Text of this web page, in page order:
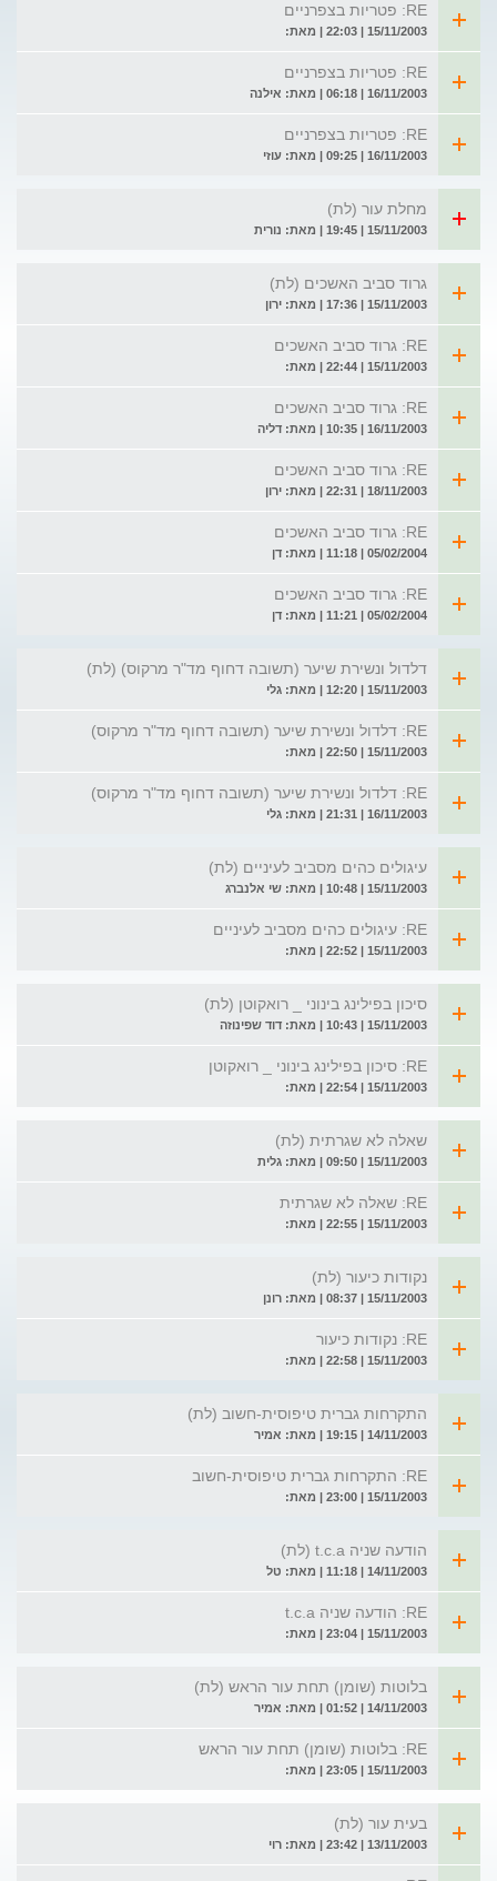
RE: פטריות בצפרניים
15/11/2003 | 22:03 | מאת:
RE: פטריות בצפרניים
16/11/2003 | 06:18 | מאת: אילנה
RE: פטריות בצפרניים
16/11/2003 | 09:25 | מאת: עוזי
מחלת עור (לת)
15/11/2003 | 19:45 | מאת: נורית
גרוד סביב האשכים (לת)
15/11/2003 | 17:36 | מאת: ירון
RE: גרוד סביב האשכים
15/11/2003 | 22:44 | מאת:
RE: גרוד סביב האשכים
16/11/2003 | 10:35 | מאת: דליה
RE: גרוד סביב האשכים
18/11/2003 | 22:31 | מאת: ירון
RE: גרוד סביב האשכים
05/02/2004 | 11:18 | מאת: דן
RE: גרוד סביב האשכים
05/02/2004 | 11:21 | מאת: דן
דלדול ונשירת שיער (תשובה דחוף מד"ר מרקוס) (לת)
15/11/2003 | 12:20 | מאת: גלי
RE: דלדול ונשירת שיער (תשובה דחוף מד"ר מרקוס)
15/11/2003 | 22:50 | מאת:
RE: דלדול ונשירת שיער (תשובה דחוף מד"ר מרקוס)
16/11/2003 | 21:31 | מאת: גלי
עיגולים כהים מסביב לעיניים (לת)
15/11/2003 | 10:48 | מאת: שי אלנברג
RE: עיגולים כהים מסביב לעיניים
15/11/2003 | 22:52 | מאת:
סיכון בפילינג בינוני _ רואקוטן (לת)
15/11/2003 | 10:43 | מאת: דוד שפינוזה
RE: סיכון בפילינג בינוני _ רואקוטן
15/11/2003 | 22:54 | מאת:
שאלה לא שגרתית (לת)
15/11/2003 | 09:50 | מאת: גלית
RE: שאלה לא שגרתית
15/11/2003 | 22:55 | מאת:
נקודות כיעור (לת)
15/11/2003 | 08:37 | מאת: רונן
RE: נקודות כיעור
15/11/2003 | 22:58 | מאת:
התקרחות גברית טיפוסית-חשוב (לת)
14/11/2003 | 19:15 | מאת: אמיר
RE: התקרחות גברית טיפוסית-חשוב
15/11/2003 | 23:00 | מאת:
הודעה שניה t.c.a (לת)
14/11/2003 | 11:18 | מאת: טל
RE: הודעה שניה t.c.a
15/11/2003 | 23:04 | מאת:
בלוטות (שומן) תחת עור הראש (לת)
14/11/2003 | 01:52 | מאת: אמיר
RE: בלוטות (שומן) תחת עור הראש
15/11/2003 | 23:05 | מאת:
בעית עור (לת)
13/11/2003 | 23:42 | מאת: רוי